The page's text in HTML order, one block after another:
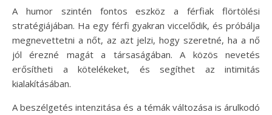
A humor szintén fontos eszköz a férfiak flörtölési
stratégiájában. Ha egy férfi gyakran viccelődik, és próbálja
megnevettetni a nőt, az azt jelzi, hogy szeretné, ha a nő
jól érezné magát a társaságában. A közös nevetés
erősítheti a kötelékeket, és segíthet az intimitás
kialakításában.
A beszélgetés intenzitása és a témák változása is árulkodó